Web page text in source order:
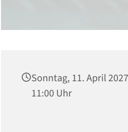
Sonntag, 11. April
11:00 Uhr